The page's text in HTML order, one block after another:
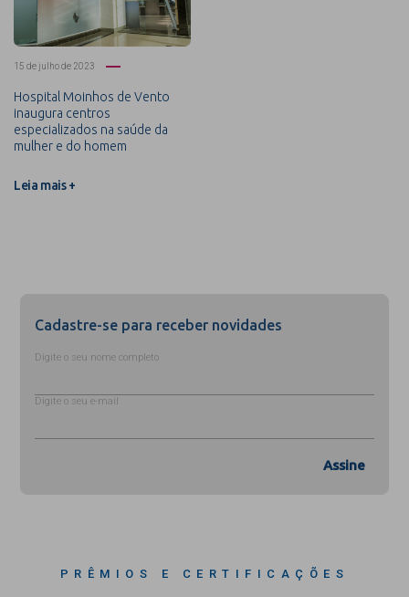
15 de julho de 2023
Hospital Moinhos de Vento
inaugura centros
especializados na saúde da
mulher e do homem
Leia mais +
Cadastre-se para receber novidades
Digite o seu nome completo
Digite o seu e-mail
Assine
PRÊMIOS E CERTIFICAÇÕES